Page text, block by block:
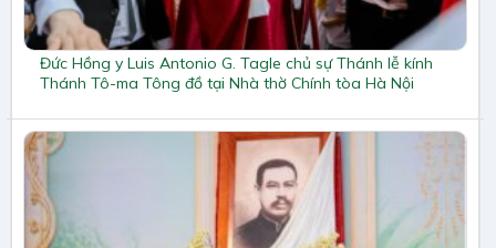
Đức Hồng y Luis Antonio G. Tagle chủ sự Thánh lễ kính
Thánh Tô-ma Tông đồ tại Nhà thờ Chính tòa Hà Nội